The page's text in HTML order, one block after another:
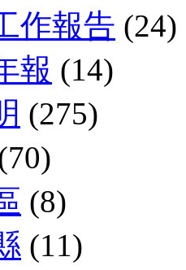
作報告 (24)
報 (14)
(275)
(8)
(11)